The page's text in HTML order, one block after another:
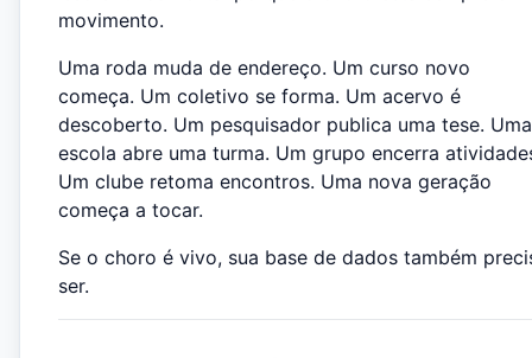
movimento.
Uma roda muda de endereço. Um curso novo
começa. Um coletivo se forma. Um acervo é
descoberto. Um pesquisador publica uma tese. Uma
escola abre uma turma. Um grupo encerra
Um clube retoma encontros. Uma nova geração
começa a tocar.
Se o choro é vivo, sua base de dados também
ser.